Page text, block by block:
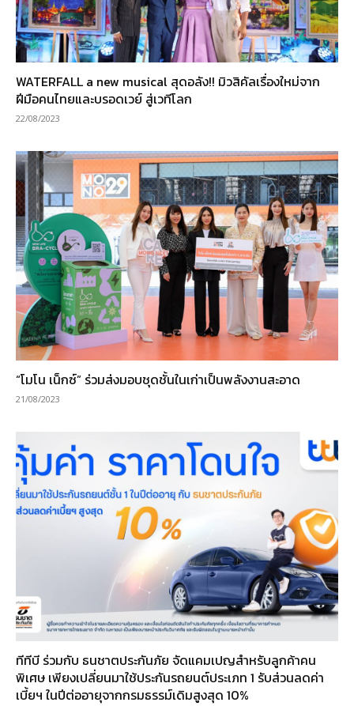
WATERFALL a new musical สุดอลัง!! มิวสิคัลเรื่องใหม่จาก
ฝีมือคนไทยและบรอดเวย์ สู่เวทีโลก
22/08/2023
“โมโน เน็กซ์” ร่วมส่งมอบชุดชั้นในเก่าเป็นพลังงานสะอาด
21/08/2023
ทีทีบี ร่วมกับ ธนชาตประกันภัย จัดแคมเปญสำหรับลูกค้าคน
พิเศษ เพียงเปลี่ยนมาใช้ประกันรถยนต์ประเภท 1 รับส่วนลดค่า
เบี้ยฯ ในปีต่ออายุจากกรมธรรม์เดิมสูงสุด 10%